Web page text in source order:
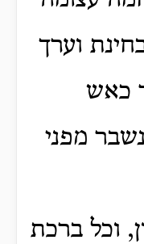
וערך
כאש
מפני
וכל ברכת